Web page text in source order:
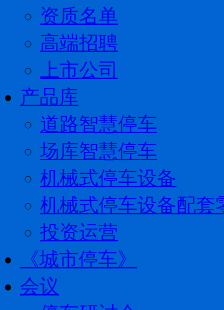
资质名单
高端招聘
上市公司
产品库
道路智慧停车
场库智慧停车
机械式停车设备
机械式停车设备配套
投资运营
《城市停车》
会议